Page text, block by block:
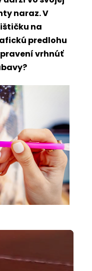
naraz. V
na
predlohu
vrhnúť